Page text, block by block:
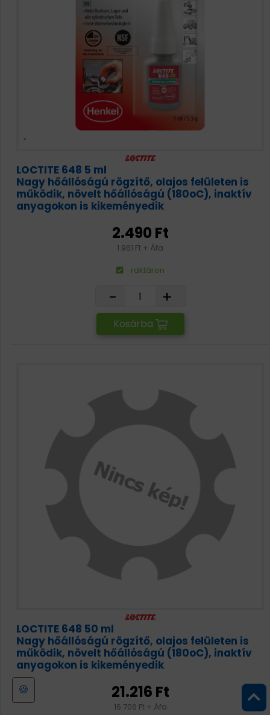
🍪
LOCTITE 648 5 ml
Nagy hőállóságú rögzítő, olajos felületen is
működik, növelt hőállóságú (180oC), inaktív
anyagokon is kikeményedik
2.490 Ft
1.961 Ft + Áfa
raktáron
- +
Kosárba
LOCTITE 648 50 ml
Nagy hőállóságú rögzítő, olajos felületen is
működik, növelt hőállóságú (180oC), inaktív
anyagokon is kikeményedik
21.216 Ft
16.706 Ft + Áfa